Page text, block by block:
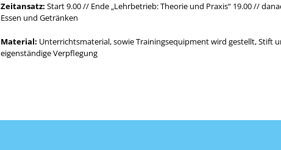
Zeitansatz: Start 9.00 // Ende „Lehrbetrieb: Theorie und Praxis“ 19.00 //
Essen und Getränken
Material: Unterrichtsmaterial, sowie Trainingsequipment wird gestellt, Stift
eigenständige Verpflegung